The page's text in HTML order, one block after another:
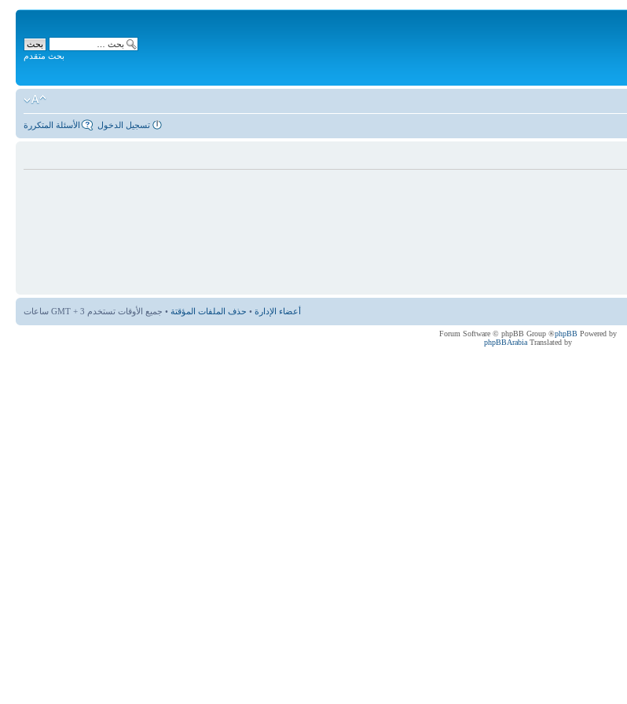
بحث متقدم
الأسئلة المتكررة تسجيل الدخول
أعضاء الإدارة • حذف الملفات المؤقتة • جميع الأوقات تستخدم GMT + 3 ساعات
Powered by
phpBB
® Forum Software © phpBB Group
Translated by
phpBBArabia